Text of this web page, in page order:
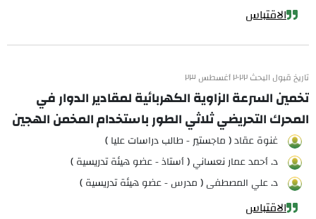
الاقتباس
تاريخ قبول البحث ٢٠٢٢ أغسطس ٢٣
تخمين السرعة الزاوية الكهربائية لمقادير الدوار في
المحرك التحريضي ثلاثي الطور باستخدام المخمن الهجين
غنوة عقاد ( ماجستير - طالب دراسات عليا )
د. أحمد عمار نعساني ( أستاذ - عضو هيئة تدريسية )
د. علي المصطفى ( مدرس - عضو هيئة تدريسية )
الاقتباس